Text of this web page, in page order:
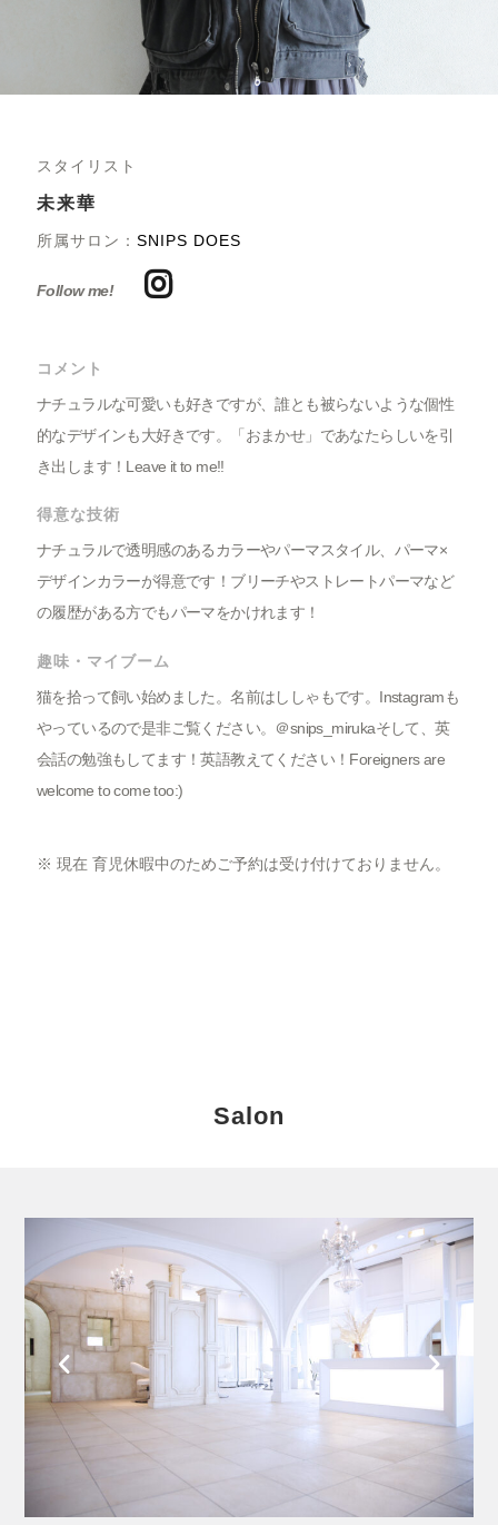
スタイリスト
未来華
所属サロン： SNIPS DOES
Follow me!
コメント
ナチュラルな可愛いも好きですが、誰とも被らないような個性
的なデザインも大好きです。「おまかせ」であなたらしいを引
き出します！Leave it to me!!
得意な技術
ナチュラルで透明感のあるカラーやパーマスタイル、パーマ×
デザインカラーが得意です！ブリーチやストレートパーマなど
の履歴がある方でもパーマをかけれます！
趣味・マイブーム
猫を拾って飼い始めました。名前はししゃもです。Instagramも
やっているので是非ご覧ください。＠snips_mirukaそして、英
会話の勉強もしてます！英語教えてください！Foreigners are
welcome to come too:)
※ 現在 育児休暇中のためご予約は受け付けておりません。
Salon